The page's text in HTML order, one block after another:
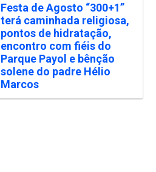
Festa de Agosto “300+1”
terá caminhada religiosa,
pontos de hidratação,
encontro com fiéis do
Parque Payol e bênção
solene do padre Hélio
Marcos